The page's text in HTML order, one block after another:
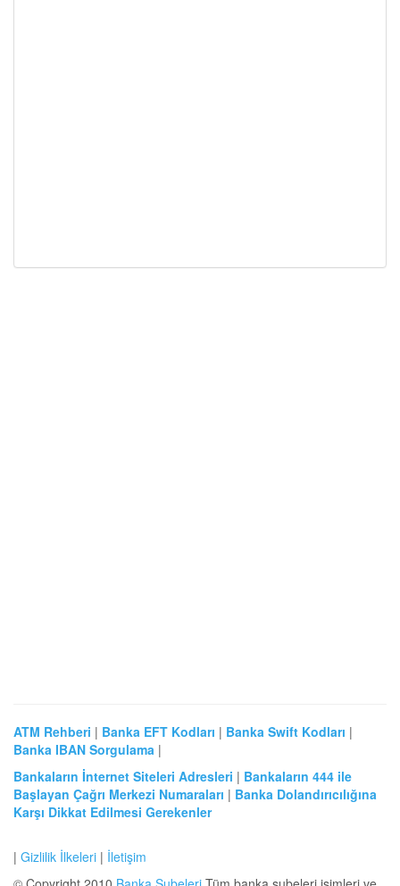
ATM Rehberi | Banka EFT Kodları | Banka Swift Kodları |
Banka IBAN Sorgulama |
Bankaların İnternet Siteleri Adresleri | Bankaların 444 ile
Başlayan Çağrı Merkezi Numaraları | Banka Dolandırıcılığına
Karşı Dikkat Edilmesi Gerekenler
| Gizlilik İlkeleri | İletişim